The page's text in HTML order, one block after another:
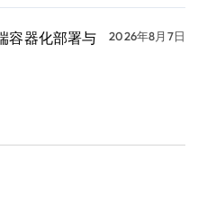
容器化部署与
2026年8月7日